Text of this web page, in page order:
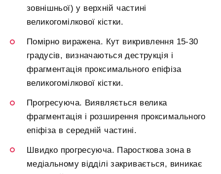
зовнішньої) у верхній частині
великогомілкової кістки.
Помірно виражена. Кут викривлення 15-30
градусів, визначаються деструкція і
фрагментація проксимального епіфіза
великогомілкової кістки.
Прогресуюча. Виявляється велика
фрагментація і розширення проксимального
епіфіза в середній частині.
Швидко прогресуюча. Паросткова зона в
медіальному відділі закривається, виникає